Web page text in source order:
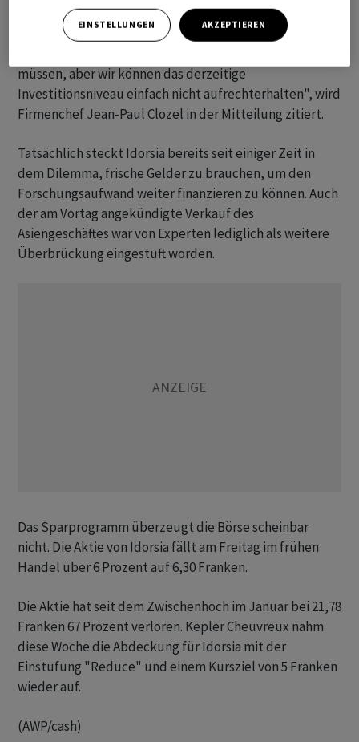
eingeleitet.
müssen, aber wir können das derzeitige
Investitionsniveau einfach nicht aufrechterhalten", wird
Firmenchef Jean-Paul Clozel in der Mitteilung zitiert.
Tatsächlich steckt Idorsia bereits seit einiger Zeit in
dem Dilemma, frische Gelder zu brauchen, um den
Forschungsaufwand weiter finanzieren zu können. Auch
der am Vortag angekündigte Verkauf des
Asiengeschäftes war von Experten lediglich als weitere
Überbrückung eingestuft worden.
Das Sparprogramm überzeugt die Börse scheinbar
nicht. Die Aktie von Idorsia fällt am Freitag im frühen
Handel über 6 Prozent auf 6,30 Franken.
Die Aktie hat seit dem Zwischenhoch im Januar bei 21,78
Franken 67 Prozent verloren. Kepler Cheuvreux nahm
diese Woche die Abdeckung für Idorsia mit der
Einstufung "Reduce" und einem Kursziel von 5 Franken
wieder auf.
(AWP/cash)
EINSTELLUNGEN AKZEPTIEREN